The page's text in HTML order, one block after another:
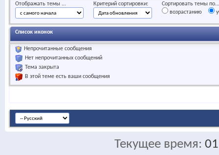
Отображать темы ... Критерий сортировки:
Сортировать темы по...
возрастанию
Список иконок
Непрочитанные сообщения
Нет непрочитанных сообщений
Тема закрыта
В этой теме есть ваши сообщения
Текущее время: